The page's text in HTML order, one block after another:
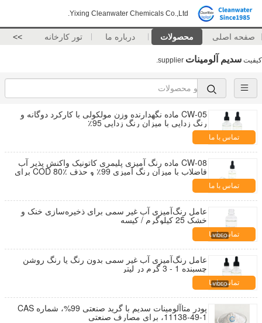
Yixing Cleanwater Chemicals Co.,Ltd.
صفحه اصلی محصولات درباره ما تور کارخانه >>
کیفیت سدیم آلومینات
CW-05 ماده نگهدارنده وزن مولکولی با کارکرد دوگانه و
رنگ زدایی با میزان رنگ زدایی 95٪
تماس با ما
CW-08 ماده رنگ آمیزی پلیمری کاتونیک واکنش پذیر آب
فاضلاب با میزان رنگ آمیزی 99٪ و حذف COD 80٪ برای
آب فاضلاب نساجی تماس با ما
عامل رنگ‌آمیزی آب غیر سمی برای ذخیره‌سازی خنک و
خشک 25 کیلوگرم / کیسه
تماس با ما
عامل رنگ‌آمیزی آب غیر سمی بدون رنگ یا رنگ روشن
چسبنده 1 - 3 گرم در لیتر
تماس با ما
پودر متاآلومینات سدیم با گرید صنعتی 99%، شماره CAS
11138-49-1، برای مصارف صنعتی